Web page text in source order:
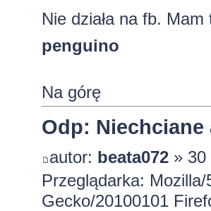
Nie działa na fb.
penguino
Na górę
Odp:
autor: beata072» 30
Przeglądarka:
Gecko/20100101